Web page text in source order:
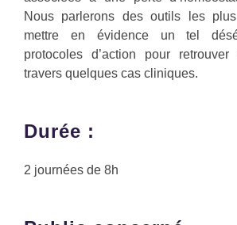
Nous parlerons des outils les
mettre en évidence un tel
protocoles d’action pour retrouver
travers quelques cas cliniques.
Durée :
2 journées de 8h